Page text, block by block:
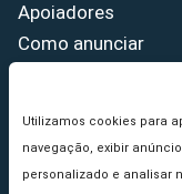
Utilizamos cookies para
navegação, exibir
personalizado e analisar
Apoiadores
Como anunciar
Princípios Editoriais